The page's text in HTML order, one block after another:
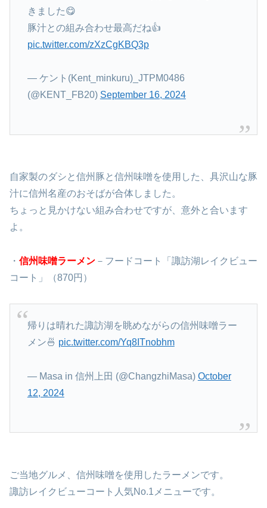
きました😋
豚汁との組み合わせ最高だね👍
pic.twitter.com/zXzCgKBQ3p
— ケント(Kent_minkuru)_JTPM0486
(@KENT_FB20) September 16, 2024
自家製のダシと信州豚と信州味噌を使用した、具沢山な豚
汁に信州名産のおそばが合体しました。
ちょっと見かけない組み合わせですが、意外と合います
よ。
・ 信州味噌ラーメン －フードコート「諏訪湖レイクビュー
コート」
（870円）
帰りは晴れた諏訪湖を眺めながらの信州味噌ラー
メン🍜 pic.twitter.com/Yq8ITnobhm
— Masa in 信州上田 (@ChangzhiMasa) October
12, 2024
ご当地グルメ、信州味噌を使用したラーメンです。
諏訪レイクビューコート人気No.1メニューです。